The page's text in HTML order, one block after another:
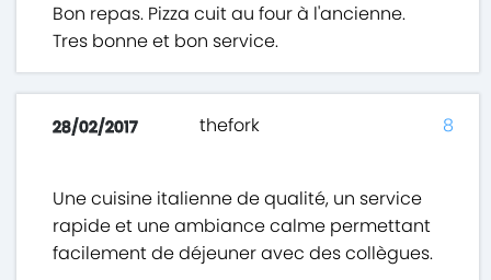
Bon repas. Pizza cuit au four à l'ancienne.
Tres bonne et bon service.
28/02/2017 thefork
Une cuisine italienne de qualité, un service
rapide et une ambiance calme permettant
facilement de déjeuner avec des collègues.
8